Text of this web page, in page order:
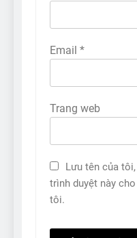
Email *
Trang web
Lưu tên của
trình duyệt này
tôi.